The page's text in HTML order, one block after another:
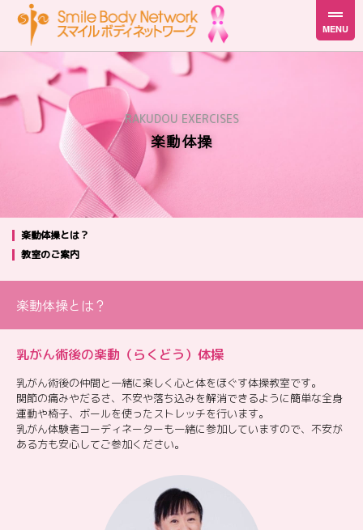
RAKUDOU EXERCISES
楽動体操
楽動体操とは？
教室のご案内
楽動体操とは？
乳がん術後の楽動（らくどう）体操
乳がん術後の仲間と一緒に楽しく心と体をほぐす体操教室です。
関節の痛みやだるさ、不安や落ち込みを解消できるように簡単な全身
運動や椅子、ボールを使ったストレッチを行います。
乳がん体験者コーディネーターも一緒に参加していますので、不安が
ある方も安心してご参加ください。